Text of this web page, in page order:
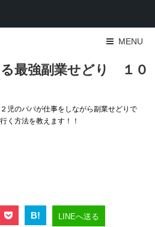
MENU
最強副業せどり １０
児のパパが仕事をしながら副業せどりで
く方法を教えます！！
B! LINEへ送る